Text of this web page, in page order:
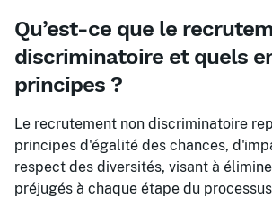
Qu’est-ce que le
discriminatoire et quels
principes ?
Le recrutement non discriminatoire
principes d'égalité des chances,
respect des diversités, visant à
préjugés à chaque étape du